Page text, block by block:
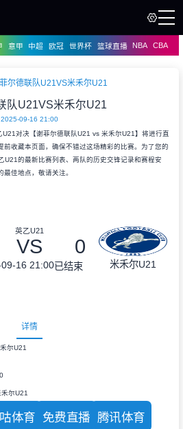
意甲 中超 欧冠 世界杯 篮球直播 NBA CBA
尔德联队U21VS米禾尔U21
队U21VS米禾尔U21
2025-09-16 21:00
对决【谢菲尔德联队U21 vs 米禾尔U21】将进行直
收藏本页面，确保不错过这场精彩的比赛。为了您的
U21的最新比赛列表、两队的历史交锋记录和赛程安
佳地点，敬请关注。
英乙U21
VS 0
16 21:00已结束 米禾尔U21
详情
尔U21
尔U21
体育 免费直播 腾讯体育